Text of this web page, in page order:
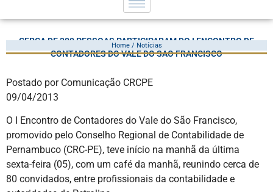
CERCA DE 300 PESSOAS PARTICIPARAM DO I ENCONTRO DE
CONTADORES DO VALE DO SÃO FRANCISCO
Home / Notícias
Postado por Comunicação CRCPE
09/04/2013
O I Encontro de Contadores do Vale do São Francisco,
promovido pelo Conselho Regional de Contabilidade de
Pernambuco (CRC-PE), teve início na manhã da última
sexta-feira (05), com um café da manhã, reunindo cerca de
80 convidados, entre profissionais da contabilidade e